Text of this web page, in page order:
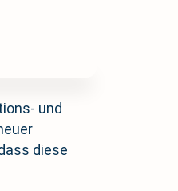
und
diese